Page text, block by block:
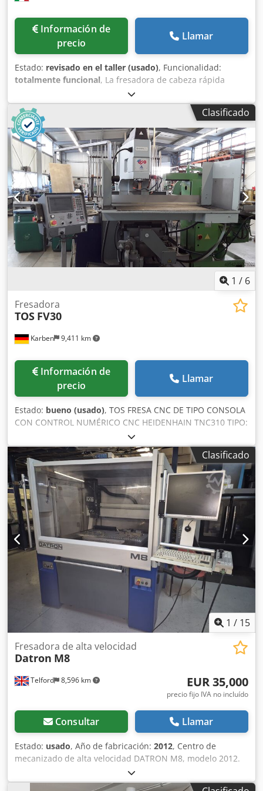
Información de
precio
Llamar
Estado: revisado en el taller (usado), Funcionalidad:
totalmente funcional, La fresadora de cabeza rápida
MIND DART DL4, usada, es una máquina especialmente
adecuada para trabajos de herramientas, gracias a su
cabezal inclinable y a la posibilidad de utilizar el eje
(incluso con descenso automático) con lubricación
automática de las guías. Equipada con avances
automáticos independientes, también incluye un divisor
con cabeza giratoria, junto con sus engranajes, juego de
división y algunas herramientas; máquina
reacondicionada según las normas, y en perfecto estado
de funcionamiento. Crodpjznvmysfx Ai Aef
Clasificado
1 / 6
Karben 9,411 km
Fresadora
TOS FV30
Información de
precio
Llamar
Estado: bueno (usado), TOS FRESA CNC DE TIPO CONSOLA
CON CONTROL NUMÉRICO CNC HEIDENHAIN TNC310 TIPO:
FV30 N.º DE MÁQUINA: 203300233 AÑO DE FABRICACIÓN:
1998 Datos técnicos: Recorrido longitudinal – eje X: 760
mm Recorrido transversal – eje Y: 381 mm Recorrido
vertical del husillo – eje Z: 152 mm Recorrido vertical de la
consola: 450 mm Tamaño de la mesa: 305 x 1300 mm Peso
máximo de la pieza de trabajo: 360 kg Conexión del husillo:
ISO40, DIN 69871 A Rango de velocidad: variable, de 100 a
4000 min-1 Potencia del motor: 5,5 kW (7,5 kW/5 min.)
Peso: 2700 kg Equipamiento:  Control numérico CNC
HEIDENHAIN TNC310  Volante electrónico  Programación
neumática de herramientas Credjzlg N Tjpfx Ai Asf 
Sistema de lubricación central automático para guías y
husillos de bolas  Sistema de refrigeración, capacidad 42
l  Lámpara de máquina  Diversos soportes de
herramientas  Accesorios estándar  Documentación 
Conformidad CE
Clasificado
1 / 15
Telford 8,596 km
Fresadora de alta velocidad
Datron M8
EUR 35,000
precio fijo IVA no incluído
Consultar Llamar
Estado: usado, Año de fabricación: 2012, Centro de
mecanizado de alta velocidad DATRON M8, modelo 2012.
Fresado de precisión de alta velocidad para aluminio,
plásticos y materiales compuestos. El DATRON M8, modelo